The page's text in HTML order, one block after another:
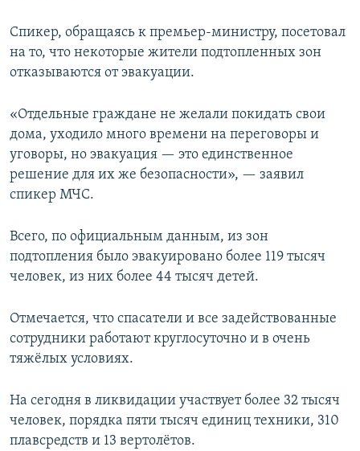
Спикер, обращаясь к премьер-министру, посетовал
на то, что некоторые жители подтопленных зон
отказываются от эвакуации.
«Отдельные граждане не желали покидать свои
дома, уходило много времени на переговоры и
уговоры, но эвакуация — это единственное
решение для их же безопасности», — заявил
спикер МЧС.
Всего, по официальным данным, из зон
подтопления было эвакуировано более 119 тысяч
человек, из них более 44 тысяч детей.
Отмечается, что спасатели и все задействованные
сотрудники работают круглосуточно и в очень
тяжёлых условиях.
На сегодня в ликвидации участвует более 32 тысяч
человек, порядка пяти тысяч единиц техники, 310
плавсредств и 13 вертолётов.